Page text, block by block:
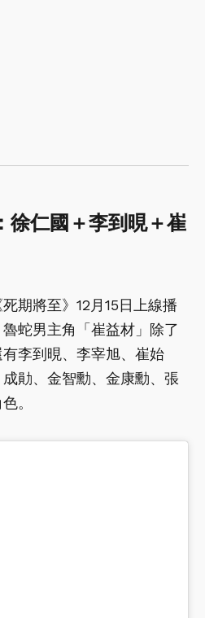
徐仁國＋李到晛＋崔
期將至》12月15日上線播
蛇男主角「崔益材」除了
李到晛、李宰旭、崔始
勛、金智勳、金康勳、張
。